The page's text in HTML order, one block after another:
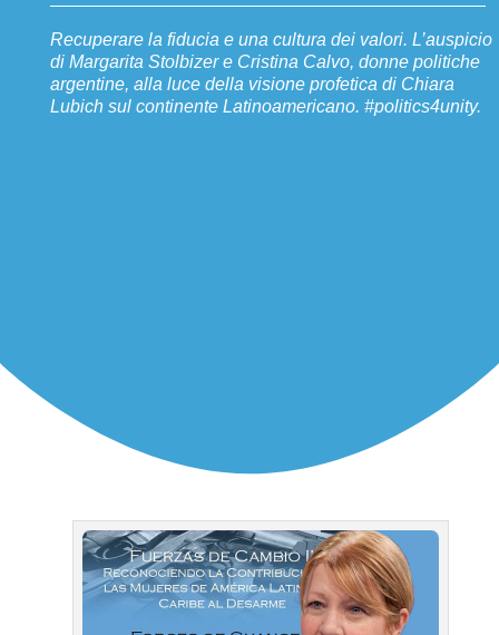
Recuperare la fiducia e una cultura dei valori. L’auspicio
di Margarita Stolbizer e Cristina Calvo, donne politiche
argentine, alla luce della visione profetica di Chiara
Lubich sul continente Latinoamericano. #politics4unity.